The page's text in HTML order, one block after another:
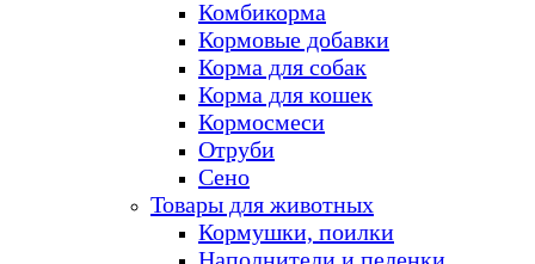
Комбикорма
Кормовые добавки
Корма для собак
Корма для кошек
Кормосмеси
Отруби
Сено
Товары для животных
Кормушки, поилки